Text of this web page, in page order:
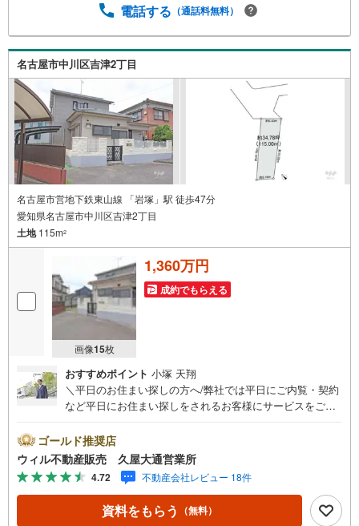
ズスペースあり◎営業時間 10:00～19:00（定休日無し） 上
軽にご連絡下さい！現地を見学される場合は「室内・現地
を見学する（無料）」ボタンよりご希望の日時をご記入い
ただけますとスムーズにご案内が可能です。
電話する （通話料無料）
名古屋市中川区吉津2丁目
名古屋市営地下鉄東山線 「岩塚」駅 徒歩47分
愛知県名古屋市中川区吉津2丁目
土地115m2
画像15枚
1,360万円
成約でもらえる
おすすめポイント 小塚 天翔
＼平日のお住まい探しの方へ/弊社では平日にご内覧・契約
など平日にお住まい探しをされるお客様にサービスをご用
時まで”毎日”営業しています。事前にご予約頂きましたら営
業時間外でのご内覧もご対応いたします。＼本物件の他に
も気になる物件がある方へ/不動産業者間で不動産情報が共
有されているので、名古屋市全域や、その他隣接エリアで
もご内覧が可能です！ 【ウィル不動産販売 久屋大通営業
所】◎地下鉄東山線「栄」駅7A出口から徒歩1分、名城線
ゴールド推奨店
ウィル不動産販売 久屋大通営業所
4.72 不動産会社レビュー 18件
資料をもらう （無料）